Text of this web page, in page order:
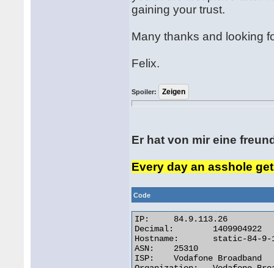
gaining your trust.
Many thanks and looking
Felix.
Spoiler:
Er hat von mir eine
Every day an asshole
Code
IP:	84.9.113.26
Decimal:	1409904922
Hostname:	static-84-9-113-26.vodafonexdsl.co.uk
ASN:	25310
ISP:	Vodafone Broadband